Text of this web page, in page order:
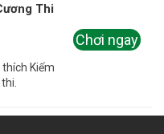
Thi
Kiếm
Chơi ngay